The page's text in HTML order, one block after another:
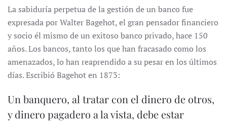
La sabiduría perpetua de la gestión de un banco fue
expresada por Walter Bagehot, el gran pensador financiero
y socio él mismo de un exitoso banco privado, hace 150
años. Los bancos, tanto los que han fracasado como los
amenazados, lo han reaprendido a su pesar en los últimos
días. Escribió Bagehot en 1873:
Un banquero, al tratar con el dinero de otros,
y dinero pagadero a la vista, debe estar